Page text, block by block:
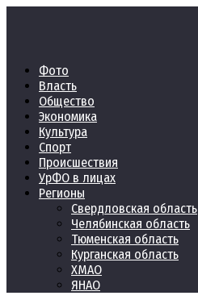
Фото
Власть
Общество
Экономика
Культура
Спорт
Происшествия
УрФО в лицах
Регионы
Свердловская область
Челябинская область
Тюменская область
Курганская область
ХМАО
ЯНАО